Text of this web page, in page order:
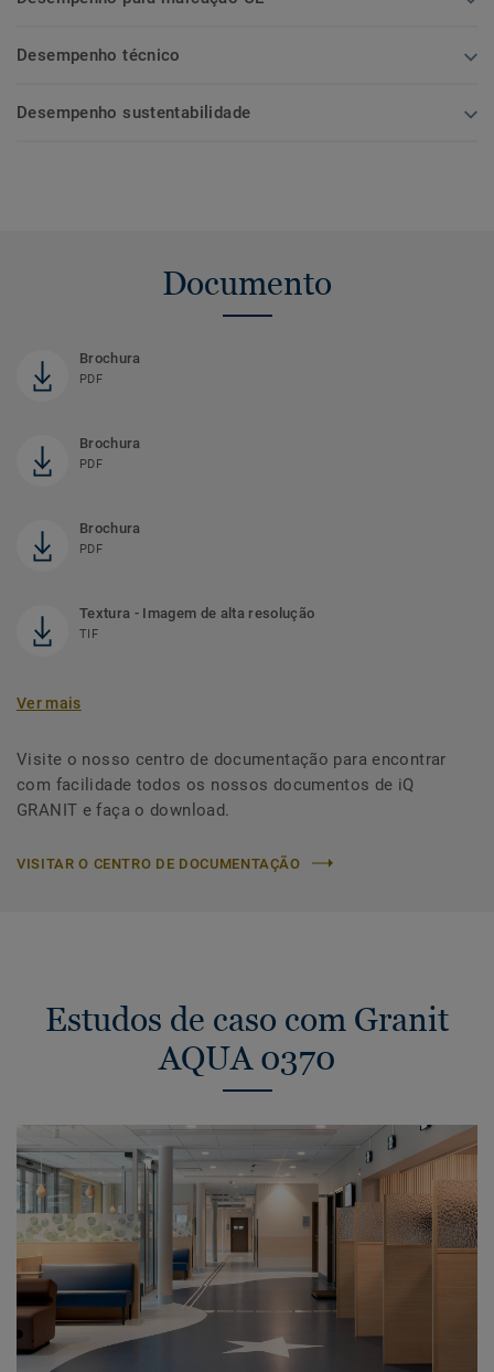
Desempenho técnico
Desempenho sustentabilidade
Documento
Brochura
PDF
Brochura
PDF
Brochura
PDF
Textura - Imagem de alta resolução
TIF
Ver mais
Visite o nosso centro de documentação para encontrar
com facilidade todos os nossos documentos de iQ
GRANIT e faça o download.
VISITAR O CENTRO DE DOCUMENTAÇÃO
Estudos de caso com Granit
AQUA 0370